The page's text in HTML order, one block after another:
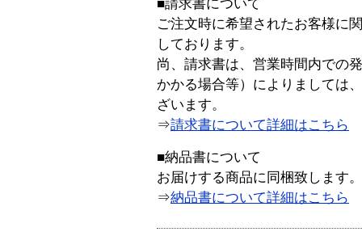
■請求書について
ご注文時に希望されたお客様に
しております。
尚、請求書は、営業時間内での
かかる場合等）によりましては
ざいます。
⇒請求書について詳細はこちら
■納品書について
お届けする商品に同梱致します。
⇒納品書について詳細はこちら